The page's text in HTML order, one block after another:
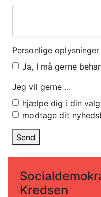
Personlige oplysninger
Ja, I må gerne
Jeg vil gerne ...
hjælpe dig i din
modtage dit
Send
Kredsen